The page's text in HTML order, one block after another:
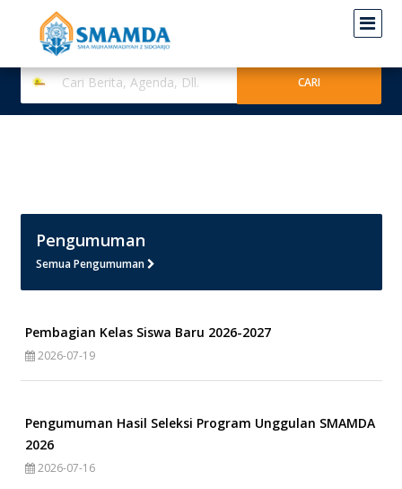
Pengumuman
Semua Pengumuman
Pembagian Kelas Siswa Baru 2026-2027
2026-07-19
Pengumuman Hasil Seleksi Program Unggulan SMAMDA
2026
2026-07-16